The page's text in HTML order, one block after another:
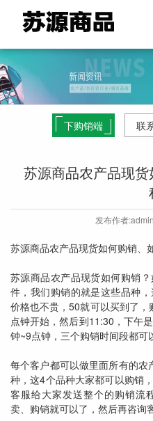
下购销端 联
苏源商品农产品现
发布作者:admin
苏源商品农产品现货如何购销、
苏源商品农产品现货如何购销
件，我们购销的就是这些品种
价格也不贵，50就可以买到了
点钟开始，然后到11:30，下午
钟~9点钟，三个购销时间段都可
每个客户都可以做里面所有的
种，这4个品种大家都可以购销
客服给大家发送整个的购销流
卖、购销就可以了，然后再咨询